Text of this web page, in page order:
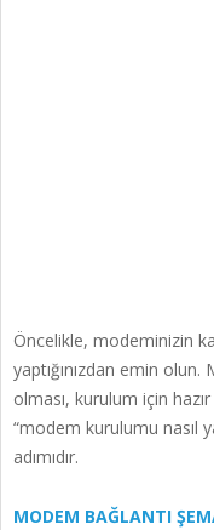
Öncelikle, modeminizin
yaptığınızdan emin olun.
olması, kurulum için
“modem kurulumu nasıl
adımıdır.
MODEM BAĞLANTI